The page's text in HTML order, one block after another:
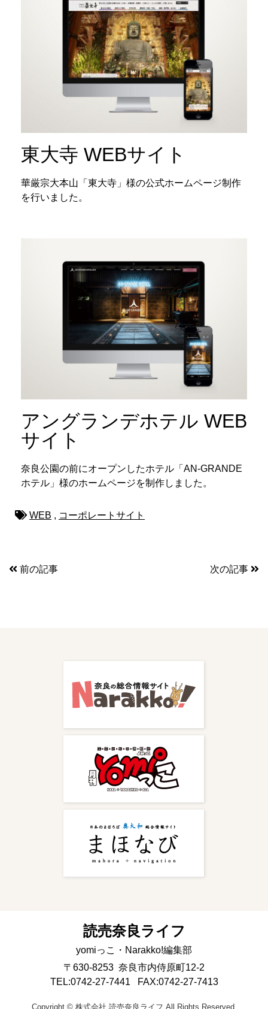
東大寺 WEBサイト
華厳宗大本山「東大寺」様の公式ホームページ制作
を行いました。
アングランデホテル WEB
サイト
奈良公園の前にオープンしたホテル「AN-GRANDE
ホテル」様のホームページを制作しました。
WEB , コーポレートサイト
前の記事 次の記事
読売奈良ライフ
yomiっこ・Narakko!編集部
〒630-8253 奈良市内侍原町12-2
TEL:0742-27-7441 FAX:0742-27-7413
Copyright © 株式会社 読売奈良ライフ All Rights Reserved.